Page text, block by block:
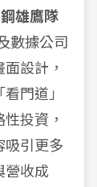
雄鷹隊
數據公司
設計，
門道」
投資，
吸引更多
營收成